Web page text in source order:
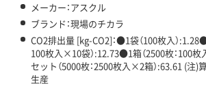
メーカー：アスクル
ブランド：現場のチカラ
CO2排出量 [kg-CO2]：●1袋（100枚入）
100枚入×10袋）:12.73●1箱（2500枚：100
セット（5000枚：2500枚入×2箱）:63.61 (注)
生産